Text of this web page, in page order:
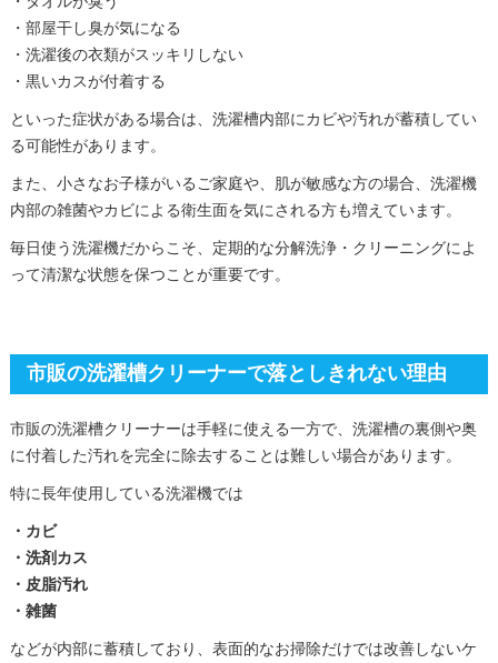
・部屋干し臭が気になる
・洗濯後の衣類がスッキリしない
・黒いカスが付着する
といった症状がある場合は、洗濯槽内部にカビや汚れが蓄積してい
る可能性があります。
また、小さなお子様がいるご家庭や、肌が敏感な方の場合、洗濯機
内部の雑菌やカビによる衛生面を気にされる方も増えています。
毎日使う洗濯機だからこそ、定期的な分解洗浄・クリーニングによ
って清潔な状態を保つことが重要です。
市販の洗濯槽クリーナーで落としきれない理由
市販の洗濯槽クリーナーは手軽に使える一方で、洗濯槽の裏側や奥
に付着した汚れを完全に除去することは難しい場合があります。
特に長年使用している洗濯機では
・カビ
・洗剤カス
・皮脂汚れ
・雑菌
などが内部に蓄積しており、表面的なお掃除だけでは改善しないケ